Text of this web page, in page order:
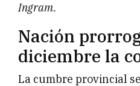
Ingram.
Nación
diciembre la
La cumbre provincial